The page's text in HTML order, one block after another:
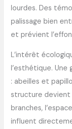
lourdes. Des
palissage bien
et prévient
L’intérêt
l’esthétique. Une
: abeilles et
structure devient
branches,
influent